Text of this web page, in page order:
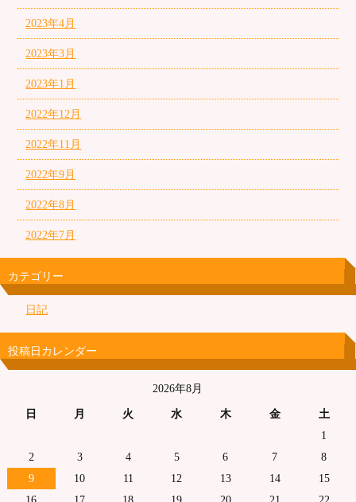
2023年4月
2023年3月
2023年1月
2022年12月
2022年11月
2022年9月
2022年8月
2022年7月
カテゴリー
日記
投稿日カレンダー
2026年8月
日 月 火 水 木 金
土
1
2
3 4 5 6 7
8
9
10 11 12 13 14
15